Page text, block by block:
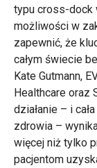
typu cross-dock
możliwości w
zapewnić, że
całym świecie
Kate Gutmann,
Healthcare oraz
działanie – i
zdrowia –
więcej niż tylko
pacjentom